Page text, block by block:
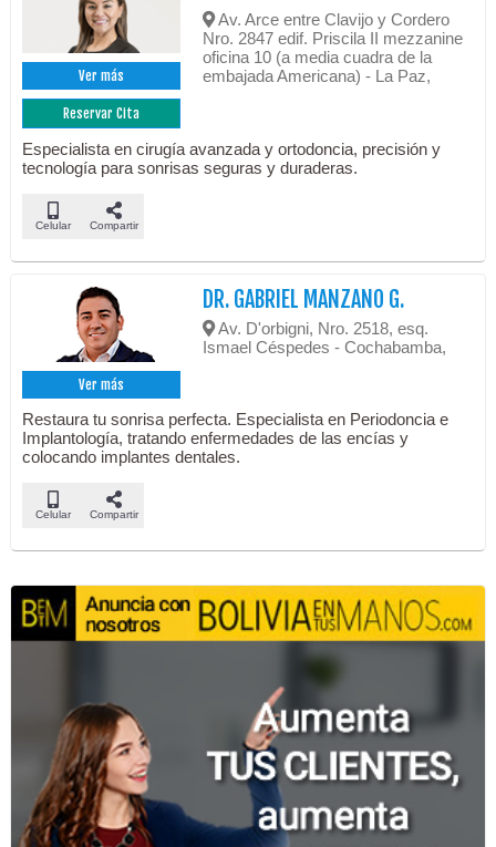
Ver más
Reservar Cita
Av. Arce entre Clavijo y Cordero
Nro. 2847 edif. Priscila II mezzanine
oficina 10 (a media cuadra de la
embajada Americana) - La Paz,
Especialista en cirugía avanzada y ortodoncia, precisión y
tecnología para sonrisas seguras y duraderas.
Celular Compartir
Ver más
DR. GABRIEL MANZANO G.
Av. D'orbigni, Nro. 2518, esq.
Ismael Céspedes - Cochabamba,
Restaura tu sonrisa perfecta. Especialista en Periodoncia e
Implantología, tratando enfermedades de las encías y
colocando implantes dentales.
Celular Compartir